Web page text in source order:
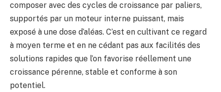
composer avec des cycles de croissance par paliers,
supportés par un moteur interne puissant, mais
exposé à une dose d’aléas. C’est en cultivant ce regard
à moyen terme et en ne cédant pas aux facilités des
solutions rapides que l’on favorise réellement une
croissance pérenne, stable et conforme à son
potentiel.